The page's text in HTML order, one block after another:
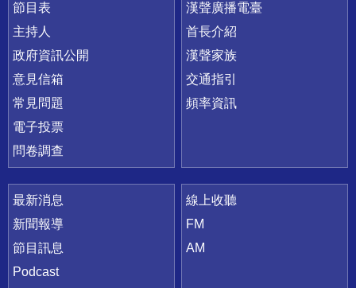
節目表
主持人
政府資訊公開
意見信箱
常見問題
電子投票
問卷調查
漢聲廣播電臺
首長介紹
漢聲家族
交通指引
頻率資訊
最新消息
新聞報導
節目訊息
Podcast
線上收聽
FM
AM